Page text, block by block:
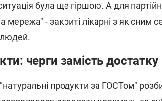
була ще гіршою. А для
мережа" - закриті лікарні з якісним
людей.
черги замість достатку
продукти за ГОСТом"